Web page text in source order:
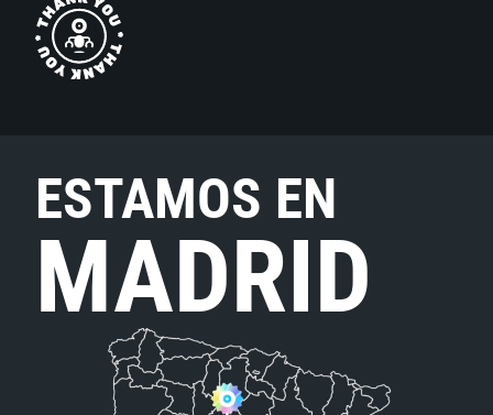
ESTAMOS EN
MADRID